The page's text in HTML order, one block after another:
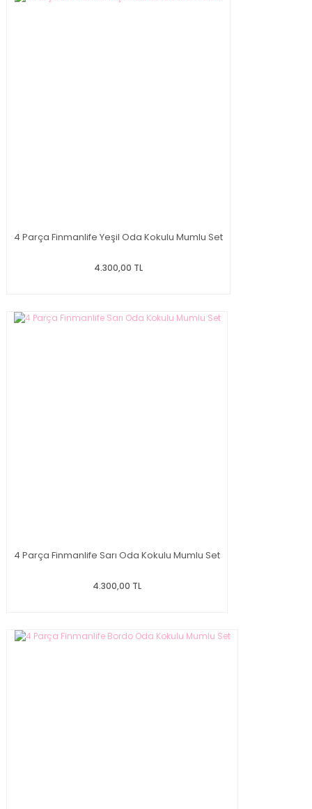
4 Parça Finmanlife Yeşil Oda Kokulu Mumlu Set
4.300,00 TL
4 Parça Finmanlife Sarı Oda Kokulu Mumlu Set
4.300,00 TL